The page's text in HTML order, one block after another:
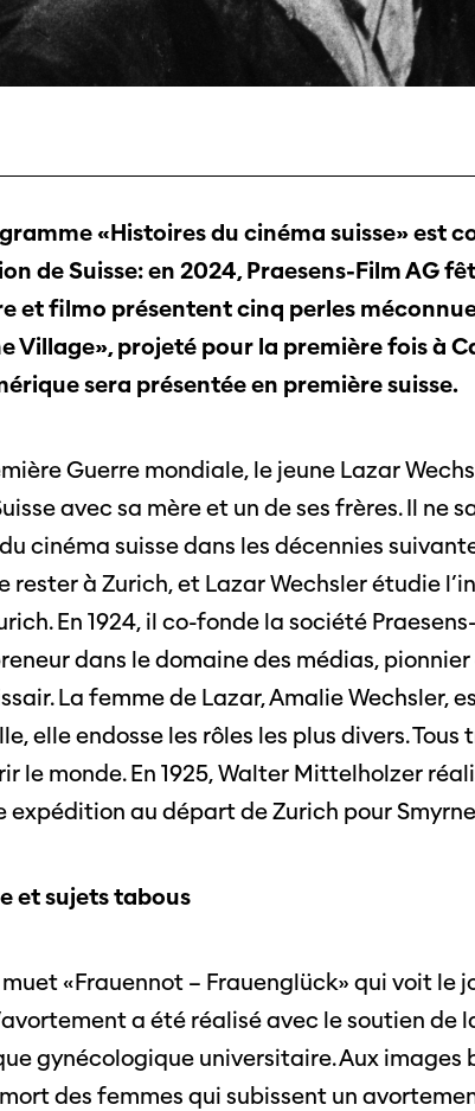
Cette page ne s'affiche pas de manière
optimale avec Internet Explorer. Veuillez
utiliser un autre navigateur.
films
de
titrage
connecter
aux
Actuel
Magazine
Podcast
Photos du festival
«Histoires du cinéma suisse» est
de Suisse: en 2024, Praesens-Film AG
et filmo présentent cinq perles
Village», projeté pour la première fois à
sera présentée en première suisse.
Guerre mondiale, le jeune Lazar
avec sa mère et un de ses frères. Il ne
cinéma suisse dans les décennies
rester à Zurich, et Lazar Wechsler étudie
En 1924, il co-fonde la société
dans le domaine des médias,
La femme de Lazar, Amalie Wechsler,
elle endosse les rôles les plus divers.
le monde. En 1925, Walter Mittelholzer
expédition au départ de Zurich pour
et sujets tabous
muet «Frauennot – Frauenglück» qui voit le
a été réalisé avec le soutien de
gynécologique universitaire. Aux images
des femmes qui subissent un